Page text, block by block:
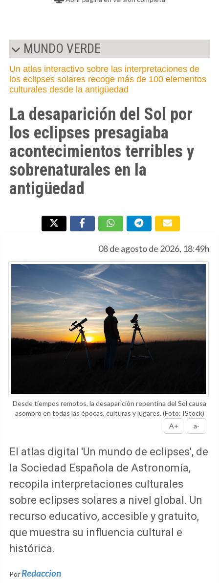
MUNDO VERDE
Un atlas interactivo sobre las interpretaciones de
los eclipses solares recoge más de 100 elementos
culturales desde la antigüedad
La desaparición del Sol por
los eclipses presagiaba
acontecimientos terribles y
sobrenaturales en la
antigüedad
08 de agosto de 2026, 18:49h
Desde tiempos remotos, la desaparición repentina del Sol causa
asombro en todas las épocas, culturas y lugares.(Foto: IStock)
A+
a-
El atlas digital 'Un mundo de eclipses', de
la Sociedad Española de Astronomía,
recopila interpretaciones culturales
sobre eclipses solares a nivel global. Un
recurso educativo, accesible y gratuito,
que muestra su influencia cultural e
histórica.
Por Redaccion